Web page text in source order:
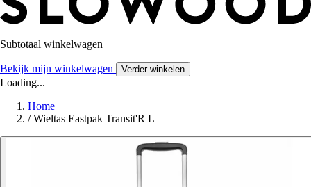
Subtotaal winkelwagen
Bekijk mijn winkelwagen Verder winkelen
Loading...
Home
/ Wieltas Eastpak Transit'R L